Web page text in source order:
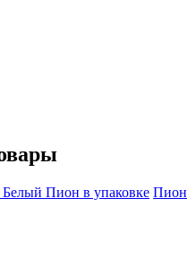
Белый Пион в упаковке Пион